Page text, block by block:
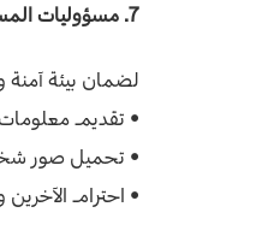
7. مسؤوليات المستخدمين
لضمان بيئة آمنة
• تقديم
• تحميل صور
• احترام